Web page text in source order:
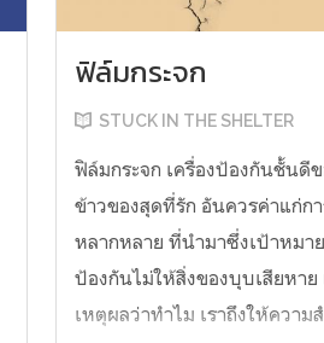
ฟิล์มกระจก
STUCK IN THE SHELTER
ฟิล์มกระจก เครื่องป้องกันชั้นดี
ข้าวของสุดที่รัก อันควรค่าแก่ก
หลากหลาย ที่นำมาซึ่งเป้าหมา
ป้องกันไม่ให้สิ่งของบุบเสียหา
เหตุผลว่าทำไม เราถึงให้ความ